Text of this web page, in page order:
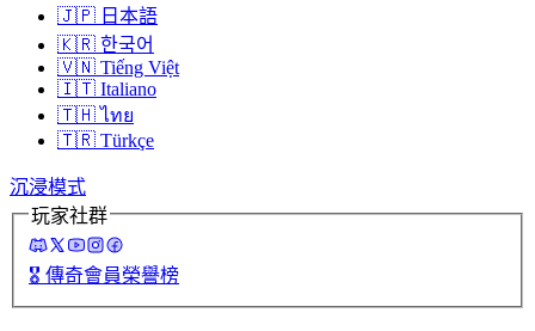
🇯🇵 日本語
🇰🇷 한국어
🇻🇳 Tiếng Việt
🇮🇹 Italiano
🇹🇭 ไทย
🇹🇷 Türkçe
沉浸模式
玩家社群
🎖️ 傳奇會員榮譽榜